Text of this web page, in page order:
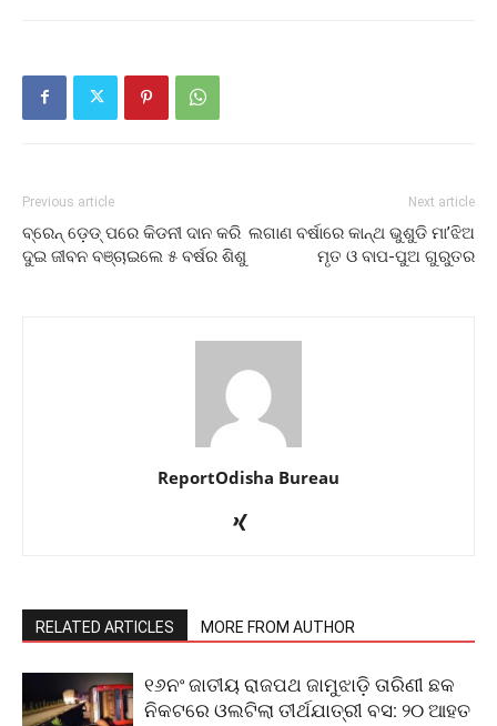
Previous article
ବ୍ରେନ୍ ଡ଼େଡ୍ ପରେ କିଡନୀ ଦାନ କରି
ଦୁଇ ଜୀବନ ବଞ୍ଚାଇଲେ ୫ ବର୍ଷର ଶିଶୁ
Next article
ଲଗାଣ ବର୍ଷାରେ କାନ୍ଥ ଭୁଶୁଡି ମା’ଝିଅ
ମୃତ ଓ ବାପ-ପୁଅ ଗୁରୁତର
ReportOdisha Bureau
RELATED ARTICLES MORE FROM AUTHOR
୧୬ନଂ ଜାତୀୟ ରାଜପଥ ଜାମୁଝାଡ଼ି ତାରିଣୀ ଛକ
ନିକଟରେ ଓଲଟିଲା ତୀର୍ଥଯାତ୍ରୀ ବସ: ୨୦ ଆହତ